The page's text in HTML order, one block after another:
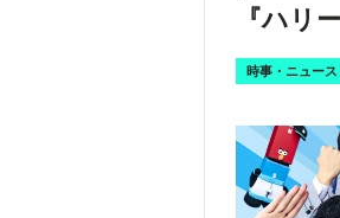
『ハリ
時事・ニュース